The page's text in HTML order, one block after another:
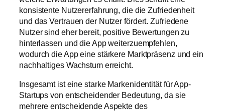
konsistente Nutzererfahrung, die die Zufriedenheit
und das Vertrauen der Nutzer fördert. Zufriedene
Nutzer sind eher bereit, positive Bewertungen zu
hinterlassen und die App weiterzuempfehlen,
wodurch die App eine stärkere Marktpräsenz und ein
nachhaltiges Wachstum erreicht.
Insgesamt ist eine starke Markenidentität für App-
Startups von entscheidender Bedeutung, da sie
mehrere entscheidende Aspekte des